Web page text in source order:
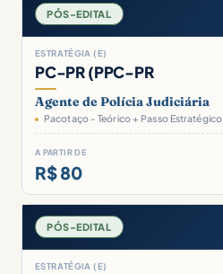
PÓS-EDITAL
ESTRATÉGIA (E)
PC-PR (PPC-PR
Agente de Polícia Judiciária
Pacotaço - Teórico + Passo Estratégico
A PARTIR DE
R$ 80
PÓS-EDITAL
ESTRATÉGIA (E)